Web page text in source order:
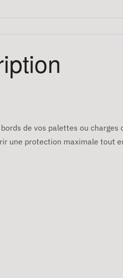
de vos palettes ou
une protection maximale tout